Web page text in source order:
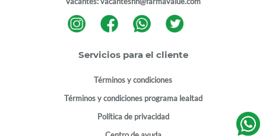
Servicios para el cliente
Términos y condiciones
Términos y condiciones programa lealtad
Política de privacidad